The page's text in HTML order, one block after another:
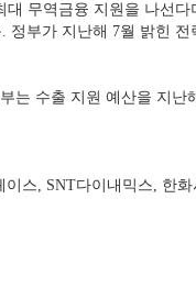
무역금융 지원을 나선
부가 지난해 7월 밝힌
수출 지원 예산을 지난
스, SNT다이내믹스, 한